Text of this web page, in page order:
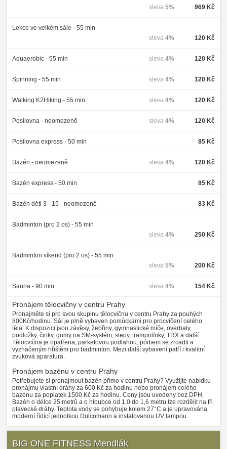
969 Kč
sleva 5%
Lekce ve velkém sále - 55 min
120 Kč
sleva 4%
Aquaerobic - 55 min 120 Kč
sleva 4%
Spinning - 55 min 120 Kč
sleva 4%
Walking K2Hiking - 55 min 120 Kč
sleva 4%
Posilovna - neomezeně 120 Kč
sleva 4%
Posilovna express - 50 min 85 Kč
Bazén - neomezeně 120 Kč
sleva 4%
Bazén express - 50 min 85 Kč
Bazén děti 3 - 15 - neomezeně 83 Kč
Badminton (pro 2 os) - 55 min
250 Kč
sleva 4%
Badminton víkend (pro 2 os) - 55 min
200 Kč
sleva 5%
Sauna - 90 min 154 Kč
sleva 4%
Pronájem tělocvičny v centru Prahy
Pronajměte si pro svou skupinu tělocvičnu v centru Prahy za pouhých
800Kč/hodinu. Sál je plně vybaven pomůckami pro procvičení celého
těla. K dispozici jsou závěsy, žebřiny, gymnastické míče, overbaly,
podložky, činky, gumy na SM-systém, stepy, trampolínky, TRX a další.
Tělocvična je opatřena, parketovou podlahou, pódiem se zrcadli a
vyznačeným hřištěm pro badminton. Mezi další vybavení patří i kvalitní
zvuková aparatura.
Pronájem bazénu v centru Prahy
Potřebujete si pronajmout bazén přímo v centru Prahy? Využijte nabídku
pronájmu vlastní dráhy za 600 Kč za hodinu nebo pronájem celého
bazénu za poplatek 1500 Kč za hodinu. Ceny jsou uvedeny bez DPH.
Bazén o délce 25 metrů a o hloubce od 1,0 do 1,6 metru lze rozdělit na tři
plavecké dráhy. Teplota vody se pohybuje kolem 27°C a je upravována
moderní řídící jednotkou Dulcomann a instalovanou UV lampou.
BIG ONE FITNESS Mendlák